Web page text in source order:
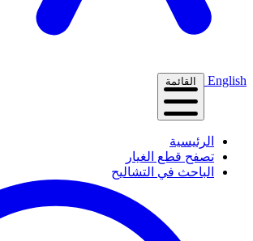
English القائمة
الرئيسية
تصفح قطع الغيار
الباحث في التشاليح